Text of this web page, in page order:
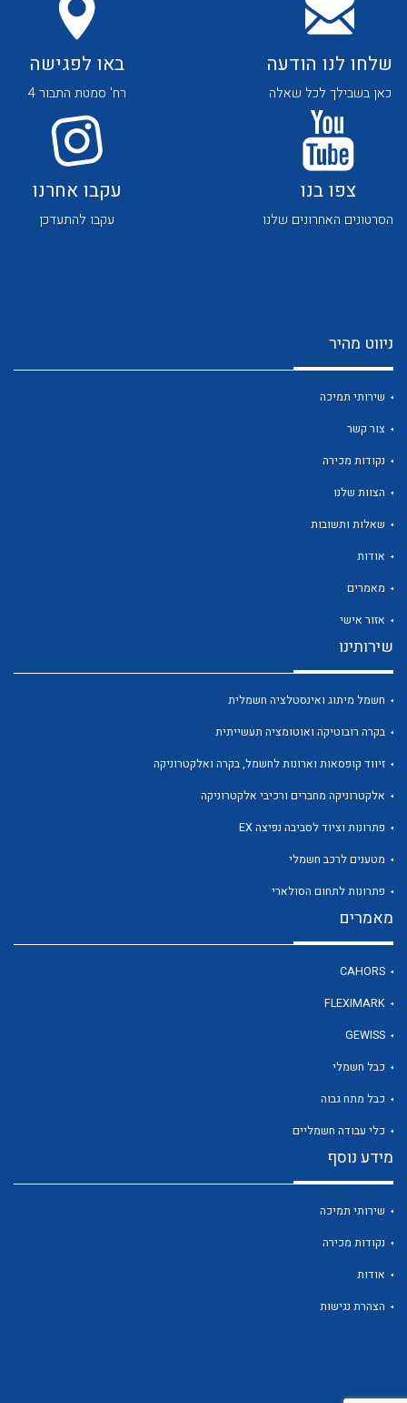
לכל מוצרי היצרן לכל מוצרי היצרן
לכל מוצרי היצרן
לכל מוצרי היצרן
לכל מוצרי היצרן
לכל מוצרי היצרן
שלחו לנו הודעה
כאן בשבילך לכל שאלה
באו לפגישה
רח' סמטת התבור 4
צפו בנו
הסרטונים האחרונים שלנו
עקבו אחרנו
עקבו להתעדכן
ניווט מהיר
שירותי תמיכה
צור קשר
נקודות מכירה
הצוות שלנו
שאלות ותשובות
אודות
מאמרים
אזור אישי
שירותינו
חשמל מיתוג ואינסטלציה חשמלית
בקרה רובוטיקה ואוטומציה תעשייתית
זיווד קופסאות וארונות לחשמל, בקרה ואלקטרוניקה
אלקטרוניקה מחברים ורכיבי אלקטרוניקה
פתרונות וציוד לסביבה נפיצה EX
מטענים לרכב חשמלי
פתרונות לתחום הסולארי
מאמרים
CAHORS
FLEXIMARK
GEWISS
כבל חשמלי
כבל מתח גבוה
כלי עבודה חשמליים
מידע נוסף
שירותי תמיכה
נקודות מכירה
אודות
הצהרת נגישות